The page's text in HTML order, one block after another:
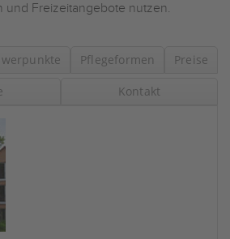
und Freizeitangebote nutzen.
Pflegeformen Preise
Kontakt